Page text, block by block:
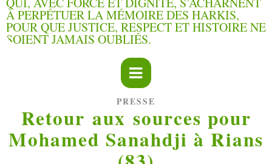
PRESSE
Retour aux sources pour
Mohamed Sanahdji à Rians